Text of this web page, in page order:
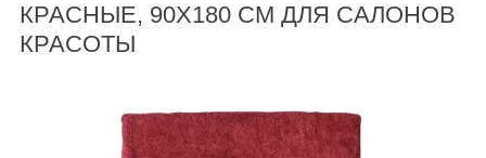
КРАСНЫЕ, 90X180 СМ ДЛЯ САЛОНОВ
КРАСОТЫ